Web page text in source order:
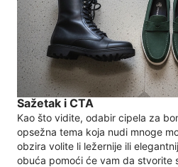
Sažetak i CTA
Kao što vidite, odabir cipela za
opsežna tema koja nudi mnoge
obzira volite li ležernije ili
obuća pomoći će vam da stvorite